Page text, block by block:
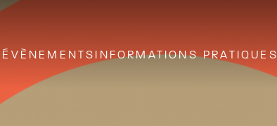
ÉVÈNEMENTS INFORMATIONS PRATIQUES